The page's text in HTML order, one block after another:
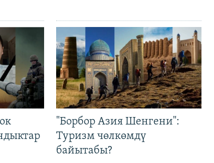
"Борбор Азия Шенгени":
Туризм чөлкөмдү
байытабы?